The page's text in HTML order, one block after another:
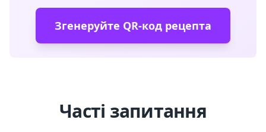
Згенеруйте QR-код рецепта
Часті запитання